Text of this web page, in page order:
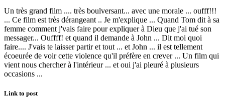
Un très grand film .... très boulversant... avec une morale ... oufff!!!
... Ce film est très dérangeant .. Je m'explique ... Quand Tom dit à sa
femme comment j'vais faire pour expliquer à Dieu que j'ai tué son
messager... Ouffff! et quand il demande à John ... Dit moi quoi
faire.... J'vais te laisser partir et tout ... et John ... il est tellement
écoeurée de voir cette violence qu'il préfère en crever ... Un film qui
vient nous chercher à l'intérieur ... et oui j'ai pleuré à plusieurs
occasions ...
Link to post